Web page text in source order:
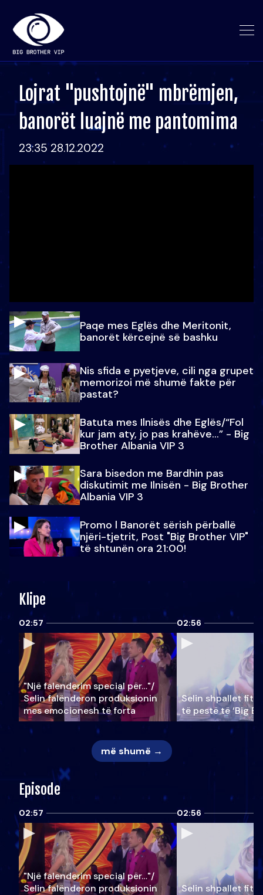
Lojrat "pushtojnë" mbrëmjen,
banorët luajnë me pantomima
23:35 28.12.2022
Paqe mes Eglës dhe Meritonit,
banorët kërcejnë së bashku
Nis sfida e pyetjeve, cili nga grupet
memorizoi më shumë fakte për
pastat?
Batuta mes Ilnisës dhe Eglës/“Fol
kur jam aty, jo pas krahëve…” - Big
Brother Albania VIP 3
Sara bisedon me Bardhin pas
diskutimit me Ilnisën - Big Brother
Albania VIP 3
Promo l Banorët sërish përballë
njëri-tjetrit, Post "Big Brother VIP"
të shtunën ora 21:00!
Klipe
02:57
"Një falenderim special për…"/
Selin falënderon produksionin
mes emocionesh të forta
02:56
Selin shpallet
të pestë të ‘Big
më shumë →
Episode
02:57
"Një falenderim special për…"/
Selin falënderon produksionin
02:56
Selin shpallet